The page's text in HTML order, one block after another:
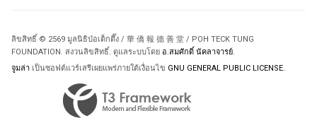
ลิขสิทธิ์ © 2569 มูลนิธิป่อเต็กตึ๊ง / 華 僑 報 德 善 堂 / POH TECK TUNG
FOUNDATION. สงวนลิขสิทธิ์. ดูแลระบบโดย อ.สมศักดิ์ นัคลาจารย์.
จูมล่า เป็นซอฟต์แวร์เสรีเผยแพร่ภายใต้เงื่อนไข GNU GENERAL PUBLIC LICENSE.